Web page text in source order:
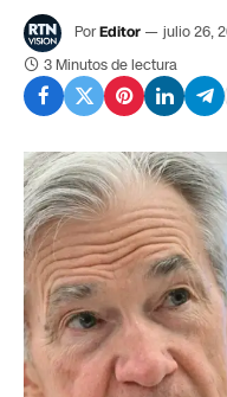
PorEditor julio 26,
3 Minutos de lectura